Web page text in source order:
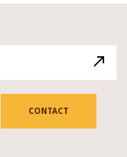
CONTACT